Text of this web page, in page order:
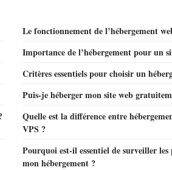
Le fonctionnement de l’hébergement
Importance de l’hébergement pour un
Critères essentiels pour choisir un
Puis-je héberger mon site web
Quelle est la différence entre
VPS ?
Pourquoi est-il essentiel de surveiller les
mon hébergement ?